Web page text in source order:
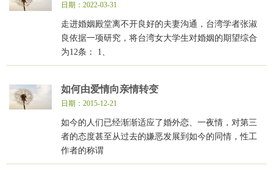
日期：2022-03-31
走进婚姻殿堂离不开良好的夫妻沟通，台湾学者张淑
良依据一项研究，将台湾女大学生对婚姻的期望综合
为12条： 1、
如何由爱情向亲情转变
日期：2015-12-21
如今的人们已经渐渐适应了婚外恋、一夜情，对第三
者的态度甚至从过去的嫌恶发展到如今的同情，性工
作者的称谓